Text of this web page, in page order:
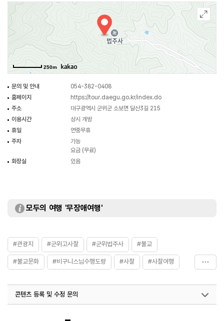
지닌 건물이다. 법당 안에 안치되어 있는 세 자리의 아미타불상의 인자하신
모습은 물론 그 형체가 유독 큰 모습은 다른 절에서는 흔히 볼 수 없는 일이다.
법당 뒤 벽에 걸려 있는 길이 23자 5치, 폭 15자가 넘는 괘불도(掛佛圖)는
상흔이 심하여 선명하진 못하나 쉽게 찾아볼 수 없는 소중한 불교 문화재다.
경내에는 문화재자료 27호로 지정된 오층석탑과 국내에서는 가장 큰 왕맷돌
(민속자료 112호)이 있는데 암돌과 숫돌이 각각 직경 115㎝, 두께 15.5㎝의
사찰의 규모를 짐작게 하고 있다. 맷돌은 전통사찰인 법주사 경내에 보관되어
있고 법주사 요사채 근처에 있었던 것으로 장정 10명 이상이 겨우 운반할 수
있는 국내에서 가장 큰, 국내 유일한 네 개의 구멍을 가진 맷돌이다.
(출처 : 대구트립로드)
250m
문의 및 안내
054-382-0408
홈페이지
https://tour.daegu.go.kr/index.do
주소
대구광역시 군위군 소보면 달산3길 215
이용시간
상시 개방
휴일
연중무휴
주차
가능
요금 (무료)
화장실
있음
모두의 여행 '무장애여행'
#관광지 #군위고사찰 #군위법주사 #불교
#불교문화 #비구니스님수행도량 #사찰 #사찰여행
#전국최대멧돌 #전통사찰
콘텐츠 등록 및 수정 문의